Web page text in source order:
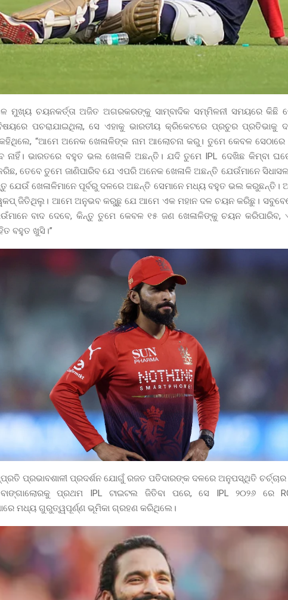
ମୁଖ୍ୟ ଚୟନକର୍ତ୍ତା ଅଜିତ ଅଗରକରଙ୍କୁ ସାମ୍ବାଦିକ ସମ୍ମିଳନୀ ସମୟରେ କିଛି
ପଚରାଯାଇଥିଲା, ସେ ଏହାକୁ ଭାରତୀୟ କ୍ରିକେଟରେ ପ୍ରଚୁର ପ୍ରତିଭାକୁ
“ଆମେ ଅନେକ ଖେଳାଳିଙ୍କ ନାମ ଆଲୋଚନା କରୁ। ତୁମେ କେବଳ
ନାହିଁ। ଭାରତରେ ବହୁତ ଭଲ ଖେଳାଳି ଅଛନ୍ତି। ଯଦି ତୁମେ IPL ଦେଖିଛ କିମ୍ବା
ତେବେ ତୁମେ ଜାଣିପାରିବ ଯେ ଏପରି ଅନେକ ଖେଳାଳି ଅଛନ୍ତି ଯେଉଁମାନେ
ଯେଉଁ ଖେଳାଳିମାନେ ପୂର୍ବରୁ ଦଳରେ ଅଛନ୍ତି ସେମାନେ ମଧ୍ୟ ବହୁତ ଭଲ
ଜିତିଥିଲୁ। ଆମେ ଅନୁଭବ କରୁଛୁ ଯେ ଆମେ ଏକ ମହାନ ଦଳ ଚୟନ କରିଛୁ।
ବାଦ ଦେବେ, କିନ୍ତୁ ତୁମେ କେବଳ ୧୫ ଜଣ ଖେଳାଳିଙ୍କୁ ଚୟନ କରିପାରିବ,
ବହୁତ ଖୁସି।”
ପ୍ରଭାବଶାଳୀ ପ୍ରଦର୍ଶନ ଯୋଗୁଁ ରଜତ ପତିଦାରଙ୍କ ଦଳରେ ଅନୁପସ୍ଥିତି
ପ୍ରଥମ IPL ଟାଇଟଲ ଜିତିବା ପରେ, ସେ IPL ୨୦୨୬ ରେ
ମଧ୍ୟ ଗୁରୁତ୍ୱପୂର୍ଣ୍ଣ ଭୂମିକା ଗ୍ରହଣ କରିଥିଲେ।